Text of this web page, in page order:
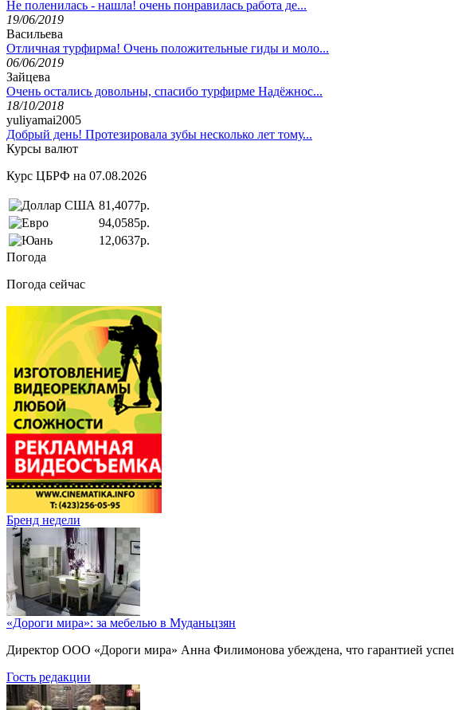
Не поленилась - нашла! очень понравилась работа де...
19/06/2019
Васильева
Отличная турфирма! Очень положительные гиды и моло...
06/06/2019
Зайцева
Очень остались довольны, спасибо турфирме Надёжнос...
18/10/2018
yuliyamai2005
Добрый день! Протезировала зубы несколько лет тому...
Курсы валют
Курс ЦБРФ на 07.08.2026
81,4077р.
94,0585р.
12,0637р.
Погода
Погода сейчас
Бренд недели
«Дороги мира»: за мебелью в Муданьцзян
Директор ООО «Дороги мира» Анна Филимонова убеждена, что гарантией
Гость редакции